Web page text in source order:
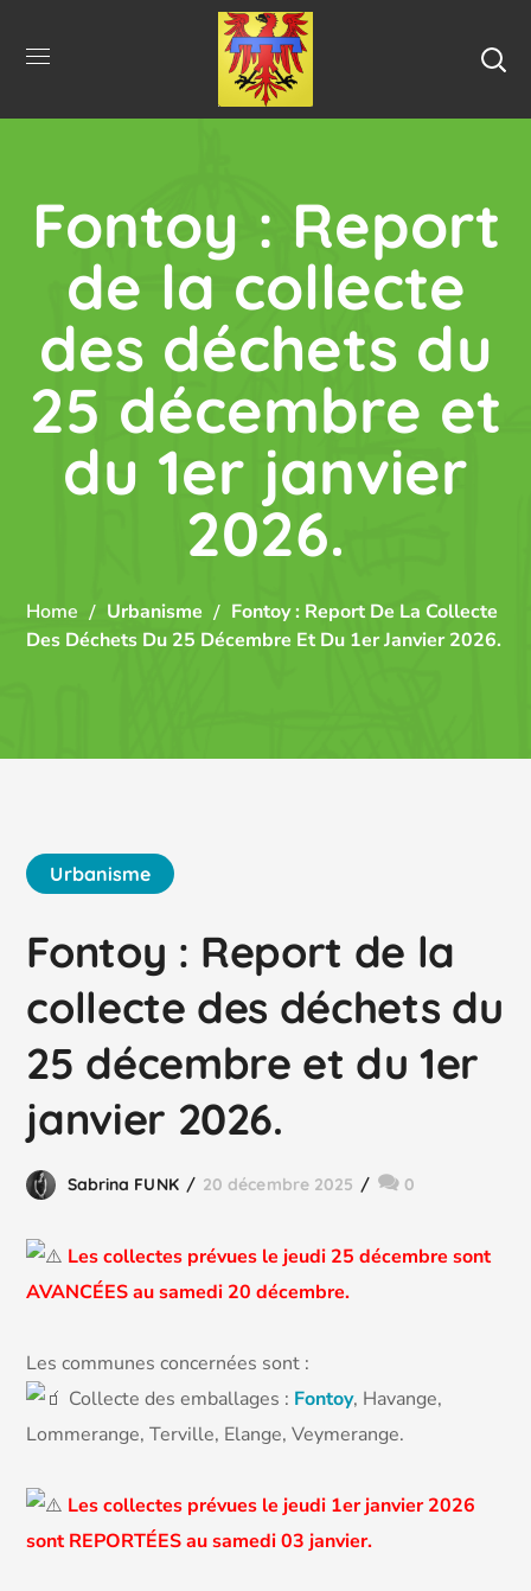
Fontoy : Report
de la collecte
des déchets du
25 décembre et
du 1er janvier
2026.
Home Urbanisme
Fontoy : Report De La Collecte
Des Déchets Du 25 Décembre Et Du 1er Janvier 2026.
Urbanisme
Fontoy : Report de la
collecte des déchets du
25 décembre et du 1er
janvier 2026.
Sabrina FUNK 20 décembre 2025 0
Les collectes prévues le jeudi 25 décembre sont
AVANCÉES au samedi 20 décembre.
Les communes concernées sont :
Collecte des emballages : Fontoy, Havange,
Lommerange, Terville, Elange, Veymerange.
Les collectes prévues le jeudi 1er janvier 2026
sont REPORTÉES au samedi 03 janvier.